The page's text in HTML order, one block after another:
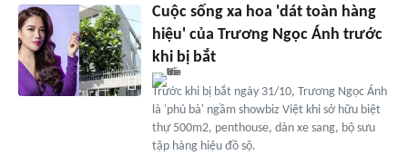
Cuộc sống xa hoa 'dát toàn hàng
hiệu' của Trương Ngọc Ánh trước
khi bị bắt
Trước khi bị bắt ngày 31/10, Trương Ngọc Ánh
là 'phú bà' ngầm showbiz Việt khi sở hữu biệt
thự 500m2, penthouse, dàn xe sang, bộ sưu
tập hàng hiệu đồ sộ.